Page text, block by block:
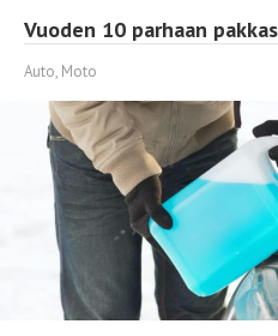
Vuoden 10 parhaan
Auto, Moto